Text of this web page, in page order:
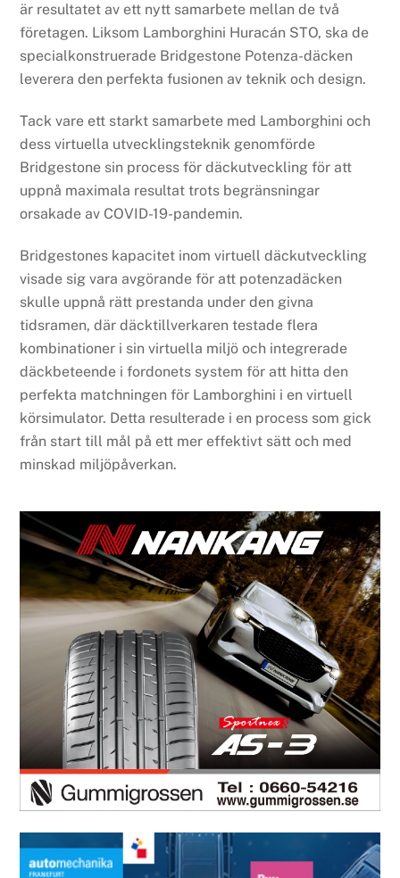
är resultatet av ett nytt samarbete mellan de två
företagen. Liksom Lamborghini Huracán STO, ska de
specialkonstruerade Bridgestone Potenza-däcken
leverera den perfekta fusionen av teknik och design.
Tack vare ett starkt samarbete med Lamborghini och
dess virtuella utvecklingsteknik genomförde
Bridgestone sin process för däckutveckling för att
uppnå maximala resultat trots begränsningar
orsakade av COVID-19-pandemin.
Bridgestones kapacitet inom virtuell däckutveckling
visade sig vara avgörande för att potenzadäcken
skulle uppnå rätt prestanda under den givna
tidsramen, där däcktillverkaren testade flera
kombinationer i sin virtuella miljö och integrerade
däckbeteende i fordonets system för att hitta den
perfekta matchningen för Lamborghini i en virtuell
körsimulator. Detta resulterade i en process som gick
från start till mål på ett mer effektivt sätt och med
minskad miljöpåverkan.